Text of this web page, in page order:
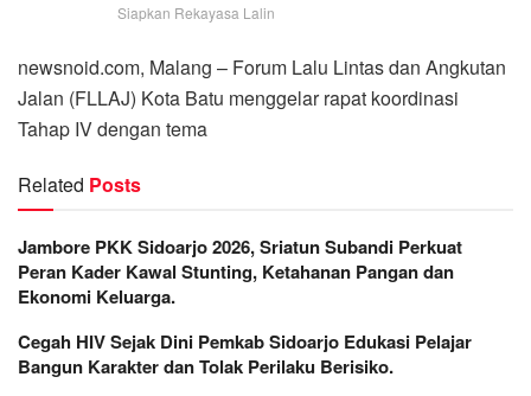
Siapkan Rekayasa Lalin
newsnoid.com, Malang – Forum Lalu Lintas dan Angkutan
Jalan (FLLAJ) Kota Batu menggelar rapat koordinasi
Tahap IV dengan tema
Related Posts
Jambore PKK Sidoarjo 2026, Sriatun Subandi Perkuat
Peran Kader Kawal Stunting, Ketahanan Pangan dan
Ekonomi Keluarga.
Cegah HIV Sejak Dini Pemkab Sidoarjo Edukasi Pelajar
Bangun Karakter dan Tolak Perilaku Berisiko.